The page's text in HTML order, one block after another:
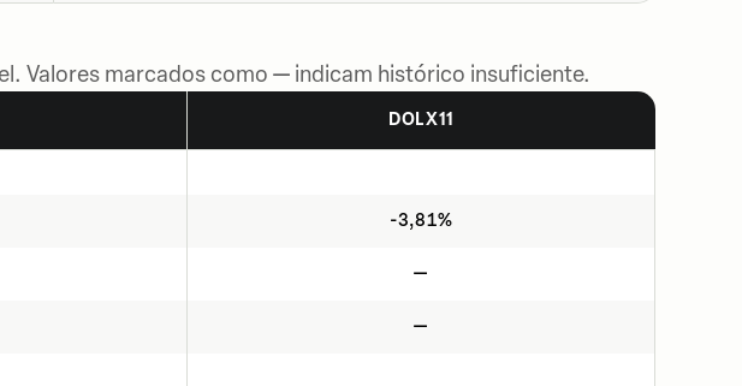
Valores marcados como — indicam histórico insuficiente.
DOLX11
-3,81%
—
—